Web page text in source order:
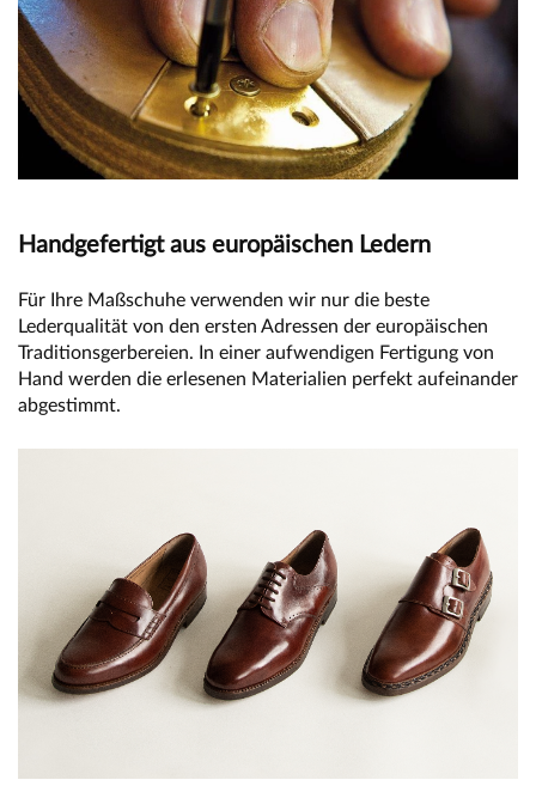
Handgefertigt aus europäischen Ledern
Für Ihre Maßschuhe verwenden wir nur die beste
Lederqualität von den ersten Adressen der europäischen
Traditionsgerbereien. In einer aufwendigen Fertigung von
Hand werden die erlesenen Materialien perfekt aufeinander
abgestimmt.